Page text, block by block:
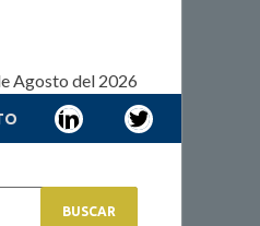
Agosto del 2026